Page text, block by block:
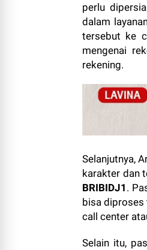
perlu
dalam
tersebut ke
mengenai
rekening.
Selanjutnya,
karakter dan
BRIBIDJ1 .
bisa diproses
call center
Selain itu,